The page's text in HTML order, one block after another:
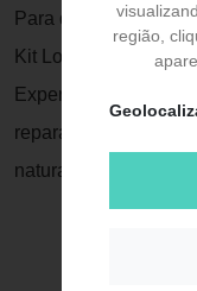
região,
Para quem busca
Kit Lola From Rio
Experimente um
reparação, brilho e
naturais e inovadores!